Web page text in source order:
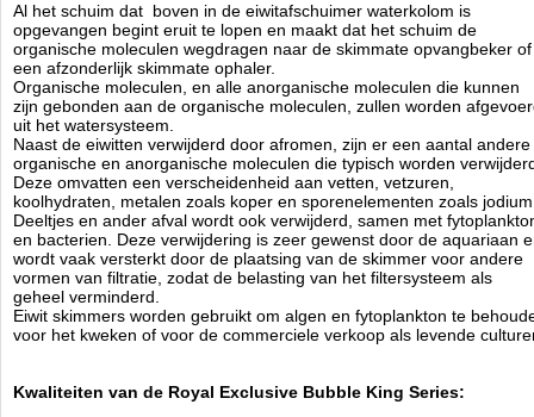
tussen de rotor en het huis kan plaats vinden, dit doormiddel
van een antikalk bypass.
De rotor is volledig aangepast, deze heeft tanden gekregen van
titaan en hiermee worden lucht en water op de ideale manier
gemengd.
De lagers en de schroeven zijn ook van titaan, hierdoor is hij
zeer sterk.
Doordat alles zo nauwkeurig is gemaakt, maakt het geheel
weinig geluid.
Het stroomverbruik ligt tussen 38 en de 78 watt, de hoeveelheid
water is van 3.000 tot 10.000 ltr, en de hoeveelheid lucht ligt
tussen de 1.000 en de 3.000 ltr lucht per uur. Dit alles is
gemeten bij een waterhoogte van 45 tot 65cm .
De standaard schuimers gaan tot maximaal 10.000 ltr
Royal Exclusive Bubble King 300 DeLuxe Extern:
2000.
Al het schuim dat boven in de eiwitafschuimer waterkolom is
opgevangen begint eruit te lopen en maakt dat het schuim de
organische moleculen wegdragen naar de skimmate opvangbeker of
een afzonderlijk skimmate ophaler.
Organische moleculen, en alle anorganische moleculen die kunnen
zijn gebonden aan de organische moleculen, zullen worden
uit het watersysteem.
Naast de eiwitten verwijderd door afromen, zijn er een aantal andere
organische en anorganische moleculen die typisch worden
Deze omvatten een verscheidenheid aan vetten, vetzuren,
koolhydraten, metalen zoals koper en sporenelementen zoals
Deeltjes en ander afval wordt ook verwijderd, samen met
en bacterien. Deze verwijdering is zeer gewenst door de aquariaan
wordt vaak versterkt door de plaatsing van de skimmer voor andere
vormen van filtratie, zodat de belasting van het filtersysteem als
geheel verminderd.
Eiwit skimmers worden gebruikt om algen en fytoplankton te
voor het kweken of voor de commerciele verkoop als levende
Kwaliteiten van de Royal Exclusive Bubble King Series: